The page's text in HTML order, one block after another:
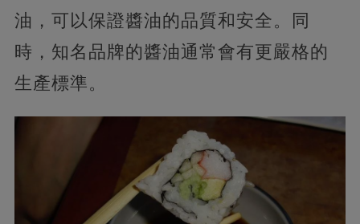
油，可以保證醬油的品質和安全。同
時，知名品牌的醬油通常會有更嚴格的
生產標準。